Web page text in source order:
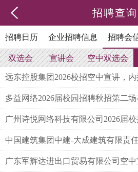
招聘查询
招聘日历 企业招聘信息 招聘会
双选会 宣讲会 空中双选会
远东控股集团2026校招空中宣讲，
多益网络2026届校园招聘秋招第二
广州诗悦网络科技有限公司2026届
中国建筑集团中建-大成建筑有限责
年“领航者”秋季校园招聘会
广东军辉达进出口贸易有限公司空